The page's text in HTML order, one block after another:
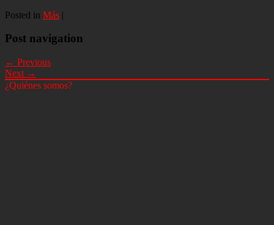
Posted in Más |
Post navigation
← Previous
Next →
¿Quiénes somos?